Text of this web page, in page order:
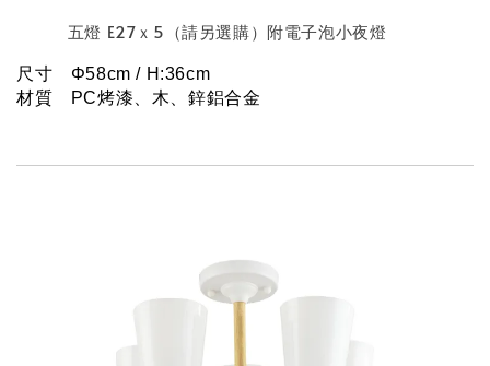
五燈 E27ｘ5（請另選購）附電子泡小夜燈
尺寸　Φ58cm / H:36cm
材質　PC烤漆、木、鋅鋁合金